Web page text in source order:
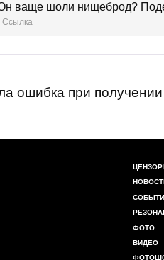
Он ваще шоли нищеброд?
Ссылка
ошибка при
ФОТО
ВИДЕО